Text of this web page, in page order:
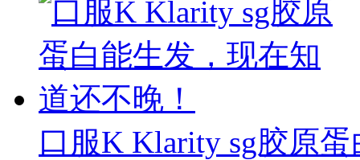
口服K Klarity sg胶原